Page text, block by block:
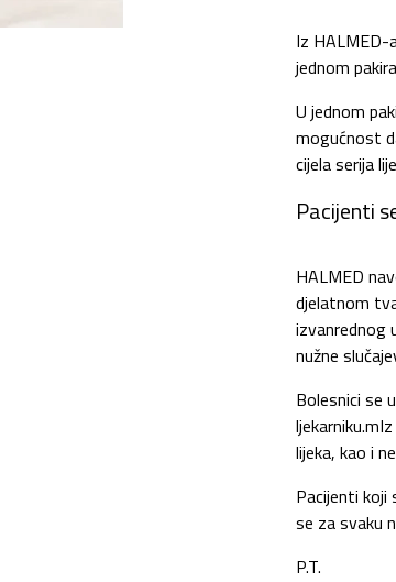
Iz HALMED-
jednom
U jednom
mogućnost
cijela serija
Pacijenti
HALMED
djelatnom
izvanrednog
nužne
Bolesnici se
lijeka, kao i
Pacijenti koji
se za svaku
P.T.